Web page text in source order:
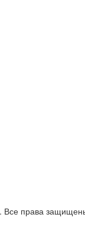
Все права